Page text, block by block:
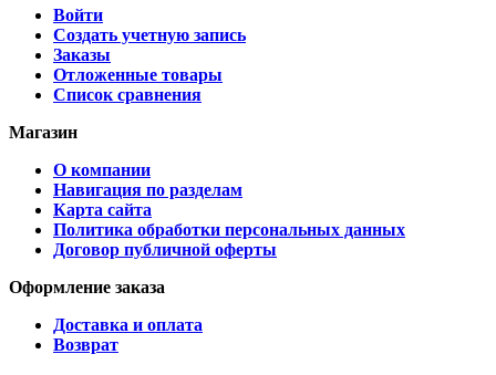
Войти
Создать учетную запись
Заказы
Отложенные товары
Список сравнения
Магазин
О компании
Навигация по разделам
Карта сайта
Политика обработки персональных данных
Договор публичной оферты
Оформление заказа
Доставка и оплата
Возврат